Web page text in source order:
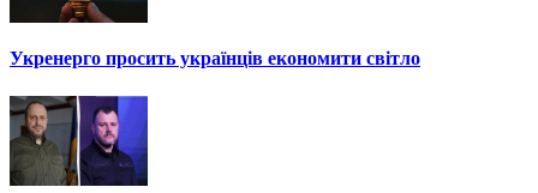
Укренерго просить українців економити світло